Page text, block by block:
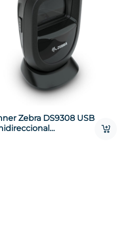
Zebra DS9308 USB